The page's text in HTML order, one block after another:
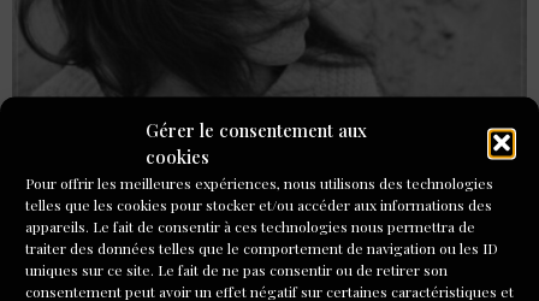
Gérer le consentement aux
cookies
Pour offrir les meilleures expériences, nous utilisons des technologies
telles que les cookies pour stocker et/ou accéder aux informations des
appareils. Le fait de consentir à ces technologies nous permettra de
traiter des données telles que le comportement de navigation ou les ID
uniques sur ce site. Le fait de ne pas consentir ou de retirer son
consentement peut avoir un effet négatif sur certaines caractéristiques et
Paul Karsenty Un jeudi d’octobre C’était un jeudi
d’octobre. Un de ces jeudis suspendus, quand l’après-midi
hésite entre la fin de l’enfance et l’entrée dans quelque
chose d’un peu plus trouble. Mon cousin Frank et moi,
nous avions quatorze ans. Nous sortions à peine de l’âge
des billes et nous nous imaginions déjà hommes, du […]